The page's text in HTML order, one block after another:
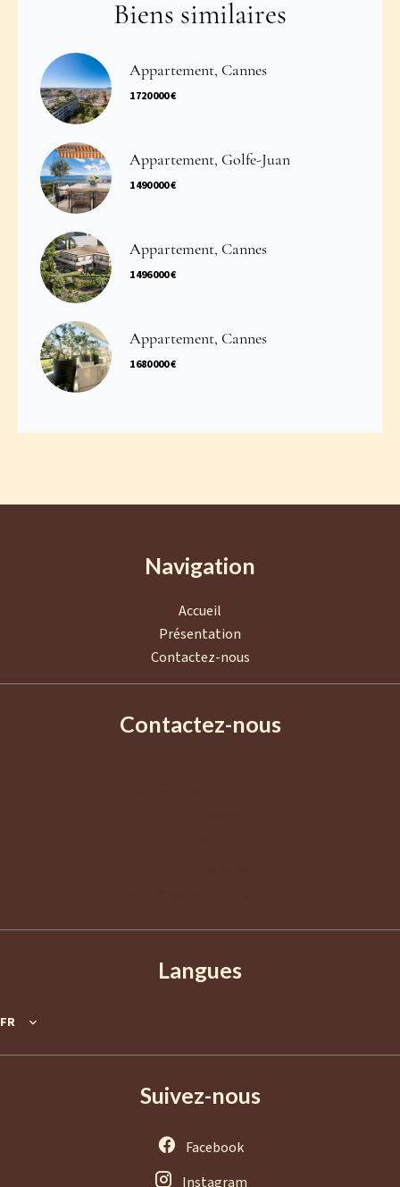
Biens similaires
Appartement, Cannes
1 720 000 €
Appartement, Golfe-Juan
1 490 000 €
Appartement, Cannes
1 496 000 €
Appartement, Cannes
1 680 000 €
Navigation
Accueil
Présentation
Contactez-nous
Contactez-nous
Langues
FR
Suivez-nous
Facebook
Instagram